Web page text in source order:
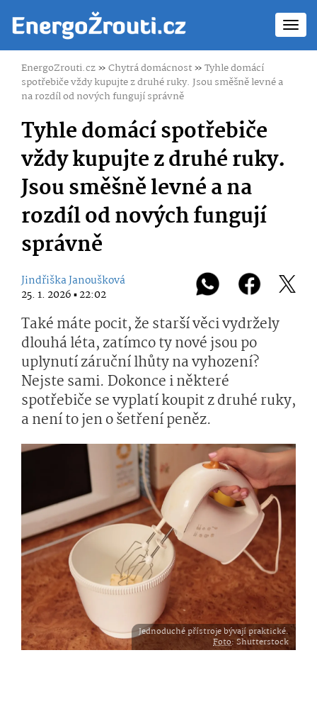
EnergoZrouti.cz»Chytrá domácnost»Tyhle domácí
spotřebiče vždy kupujte z druhé ruky. Jsou směšně levné a
na rozdíl od nových fungují správně
Tyhle domácí spotřebiče
vždy kupujte z druhé ruky.
Jsou směšně levné a na
rozdíl od nových fungují
správně
Jindřiška Janoušková
25. 1. 2026 ▪ 22:02
Také máte pocit, že starší věci vydržely
dlouhá léta, zatímco ty nové jsou po
uplynutí záruční lhůty na vyhození?
Nejste sami. Dokonce i některé
spotřebiče se vyplatí koupit z druhé ruky,
a není to jen o šetření peněz.
Jednoduché přístroje bývají praktické.
Foto: Shutterstock